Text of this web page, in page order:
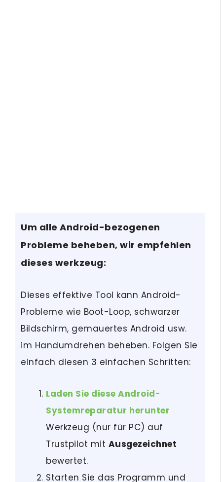
Um alle Android-bezogenen
Probleme beheben, wir empfehlen
dieses werkzeug:
Dieses effektive Tool kann Android-
Probleme wie Boot-Loop, schwarzer
Bildschirm, gemauertes Android usw.
im Handumdrehen beheben. Folgen Sie
einfach diesen 3 einfachen Schritten:
Laden Sie diese Android-
Systemreparatur herunter
Werkzeug (nur für PC) auf
Trustpilot mit Ausgezeichnet
bewertet.
Starten Sie das Programm und